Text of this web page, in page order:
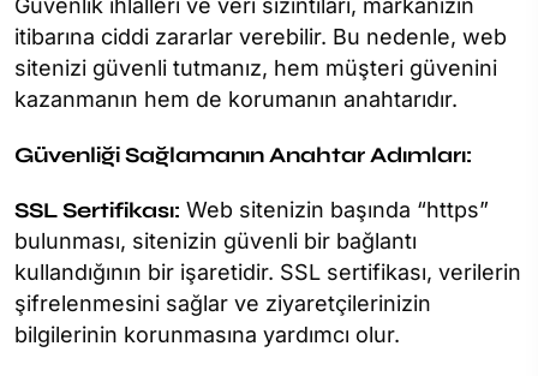
Güvenlik ihlalleri ve veri sızıntıları, markanızın
itibarına ciddi zararlar verebilir. Bu nedenle, web
sitenizi güvenli tutmanız, hem müşteri güvenini
kazanmanın hem de korumanın anahtarıdır.
Güvenliği Sağlamanın Anahtar Adımları:
SSL Sertifikası: Web sitenizin başında “https”
bulunması, sitenizin güvenli bir bağlantı
kullandığının bir işaretidir. SSL sertifikası, verilerin
şifrelenmesini sağlar ve ziyaretçilerinizin
bilgilerinin korunmasına yardımcı olur.